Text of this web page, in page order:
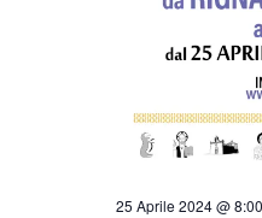
25 Aprile 2024 @ 8:00